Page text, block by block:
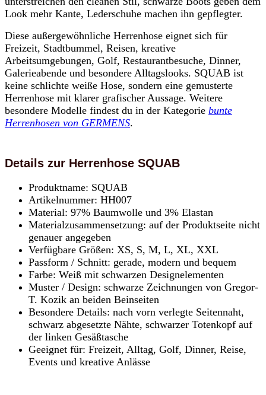
Look mehr Kante, Lederschuhe machen ihn gepflegter.
Diese außergewöhnliche Herrenhose eignet sich für
Freizeit, Stadtbummel, Reisen, kreative
Arbeitsumgebungen, Golf, Restaurantbesuche, Dinner,
Galerieabende und besondere Alltagslooks. SQUAB ist
keine schlichte weiße Hose, sondern eine gemusterte
Herrenhose mit klarer grafischer Aussage. Weitere
besondere Modelle findest du in der Kategorie bunte
Herrenhosen von GERMENS.
Details zur Herrenhose SQUAB
Produktname: SQUAB
Artikelnummer: HH007
Material: 97% Baumwolle und 3% Elastan
Materialzusammensetzung: auf der Produktseite nicht
genauer angegeben
Verfügbare Größen: XS, S, M, L, XL, XXL
Passform / Schnitt: gerade, modern und bequem
Farbe: Weiß mit schwarzen Designelementen
Muster / Design: schwarze Zeichnungen von Gregor-
T. Kozik an beiden Beinseiten
Besondere Details: nach vorn verlegte Seitennaht,
schwarz abgesetzte Nähte, schwarzer Totenkopf auf
der linken Gesäßtasche
Geeignet für: Freizeit, Alltag, Golf, Dinner, Reise,
Events und kreative Anlässe